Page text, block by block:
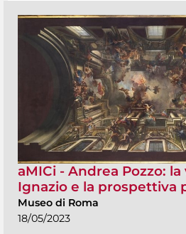
aMICi - Andrea Pozzo: la
Ignazio e la prospettiva
Museo di Roma
18/05/2023